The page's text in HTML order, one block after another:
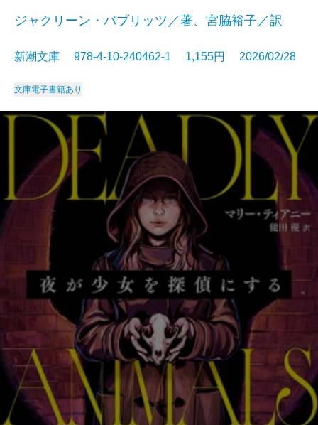
ジャクリーン・バブリッツ／著、宮脇裕子／訳
新潮文庫 978-4-10-240462-1 1,155円 2026/02/28
文庫電子書籍あり